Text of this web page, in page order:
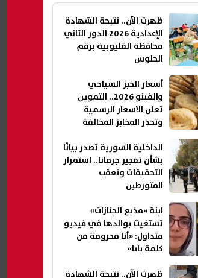
ظهرت الآن.. نتيجة الشهادة
الإعدادية 2026 الدور الثاني
محافظة القليوبية برقم
الجلوس
أسعار الخبز السياحي
والفينو 2026.. التموين
تعلن الأسعار الرسمية
وتحذر المخابز المخالفة
الداخلية السورية تصدر بيانًا
بشأن تفجير جرمانا.. استمرار
التحقيقات وتعقب
المتورطين
ابنة «مذيع الجنازات»
تستغيث بوالدها في فيديو
متداول: «أنا محرومة من
كلمة بابا»
ظهرت الآن.. نتيجة الشهادة